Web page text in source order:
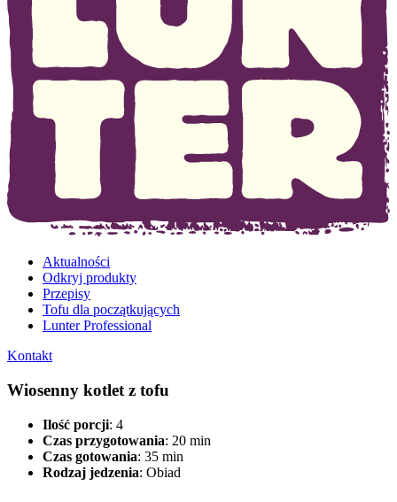
Aktualności
Odkryj produkty
Przepisy
Tofu dla początkujących
Lunter Professional
Kontakt
Wiosenny kotlet z tofu
Ilość porcji: 4
Czas przygotowania: 20 min
Czas gotowania: 35 min
Rodzaj jedzenia: Obiad